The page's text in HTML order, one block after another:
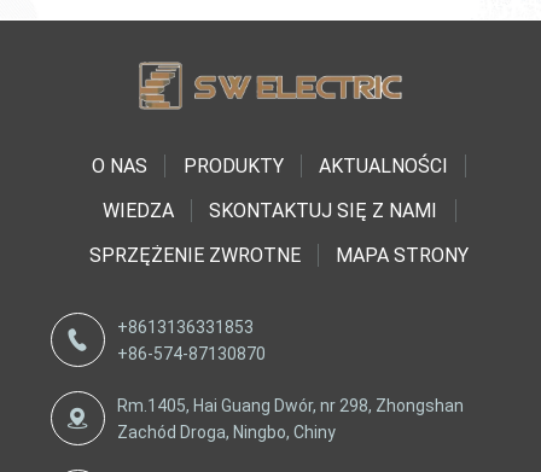
O NAS PRODUKTY
AKTUALNOŚCI
WIEDZA
SKONTAKTUJ SIĘ Z NAMI
SPRZĘŻENIE ZWROTNE
MAPA STRONY
+8613136331853
+86-574-87130870
Rm.1405, Hai Guang Dwór, nr 298, Zhongshan
Zachód Droga, Ningbo, Chiny